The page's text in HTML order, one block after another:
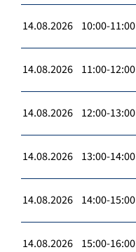
14.08.2026 10:00-11:00
14.08.2026 11:00-12:00
14.08.2026 12:00-13:00
14.08.2026 13:00-14:00
14.08.2026 14:00-15:00
14.08.2026 15:00-16:00